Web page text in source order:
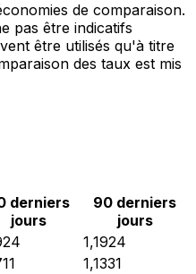
de comparaison.
pas être indicatifs
être utilisés qu'à titre
des taux est mis
derniers
jours
90 derniers
jours
1,1924
1,1331